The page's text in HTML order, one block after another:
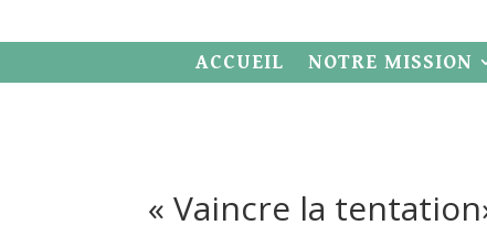
ACCUEIL NOTRE MISSION
« Vaincre la